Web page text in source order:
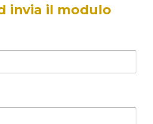
invia il modulo